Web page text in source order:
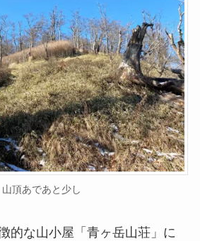
山頂あであと少し
的な山小屋「青ヶ岳山荘」に